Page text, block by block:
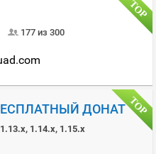
177 из 300
ДОНАТ
1.14.x, 1.15.x